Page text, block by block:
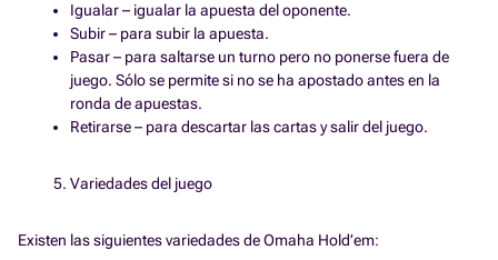
Igualar – igualar la apuesta del oponente.
Subir – para subir la apuesta.
Pasar – para saltarse un turno pero no ponerse fuera de
juego. Sólo se permite si no se ha apostado antes en la
ronda de apuestas.
Retirarse – para descartar las cartas y salir del juego.
Variedades del juego
Existen las siguientes variedades de Omaha Hold’em: